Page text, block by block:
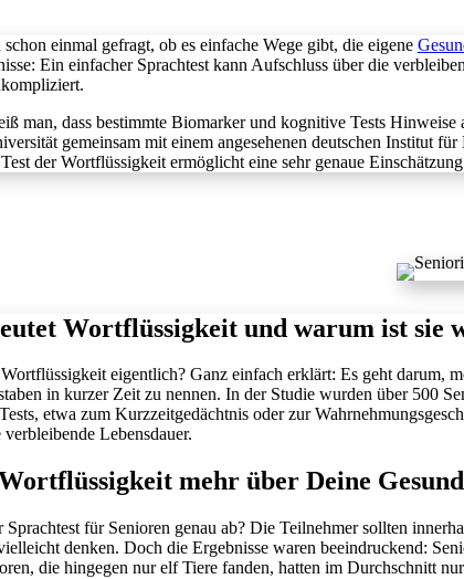
einmal gefragt, ob es einfache Wege gibt, die eigene
Ein einfacher Sprachtest kann Aufschluss über die
man, dass bestimmte Biomarker und kognitive Tests
gemeinsam mit einem angesehenen deutschen Institut
der Wortflüssigkeit ermöglicht eine sehr genaue
Wortflüssigkeit und warum ist sie
eigentlich? Ganz einfach erklärt: Es geht darum,
in kurzer Zeit zu nennen. In der Studie wurden über 500
etwa zum Kurzzeitgedächtnis oder zur
Lebensdauer.
mehr über Deine
Sprachtest für Senioren genau ab? Die Teilnehmer sollten
denken. Doch die Ergebnisse waren beeindruckend:
die hingegen nur elf Tiere fanden, hatten im Durchschnitt